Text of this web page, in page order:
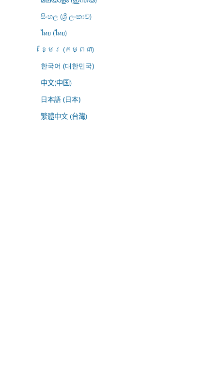
සිංහල (ශ්‍රී ලංකාව)
ไทย (ไทย)
ខ្មែរ (កម្ពុជា)
한국어 (대한민국)
中文(中国)
日本語 (日本)
繁體中文 (台灣)